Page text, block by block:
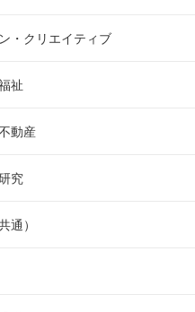
・クリエイティブ
祉
動産
究
通）